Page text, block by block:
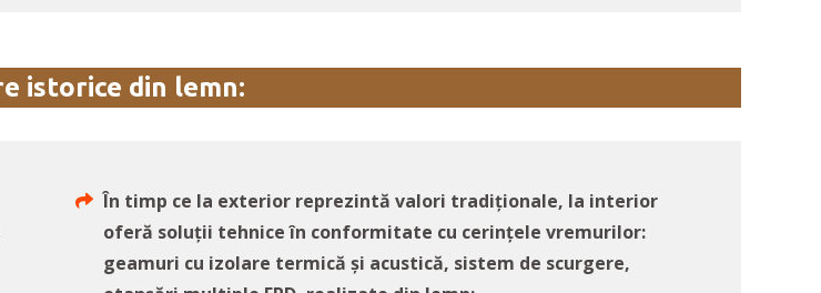
istorice din lemn:
În timp ce la exterior reprezintă valori tradiționale, la interior
oferă soluții tehnice în conformitate cu cerințele vremurilor:
geamuri cu izolare termică și acustică, sistem de scurgere,